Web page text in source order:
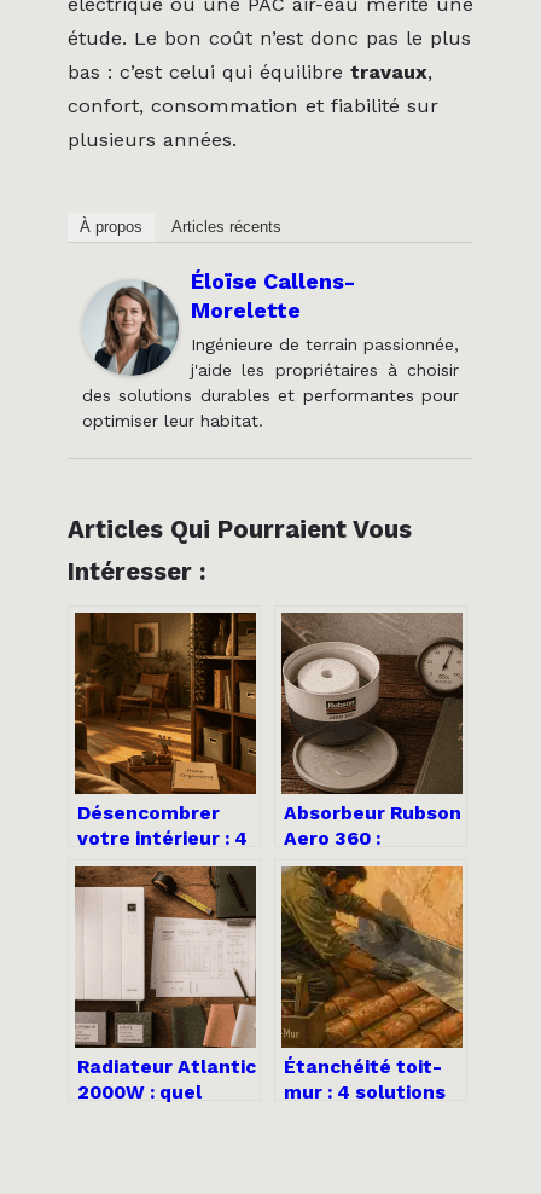
étude. Le bon coût n’est donc pas le plus
bas : c’est celui qui équilibre travaux,
confort, consommation et fiabilité sur
plusieurs années.
À propos Articles récents
Éloïse Callens-
Morelette
Ingénieure de terrain passionnée,
j'aide les propriétaires à choisir
des solutions durables et performantes pour
optimiser leur habitat.
Articles Qui Pourraient Vous
Intéresser :
Désencombrer
votre intérieur : 4
étapes pour
transformer le
désordre en
sérénité durable
Absorbeur Rubson
Aero 360 :
efficacité réelle
ou simple gadget
pour vos murs ?
Radiateur Atlantic
2000W : quel
Étanchéité toit-
mur : 4 solutions